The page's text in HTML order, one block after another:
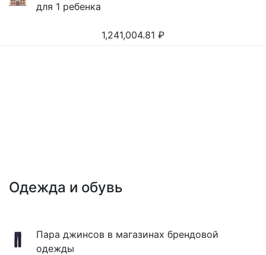
для 1 ребенка
1,241,004.81 ₽
Одежда и обувь
Пара джинсов в магазинах брендовой
одежды